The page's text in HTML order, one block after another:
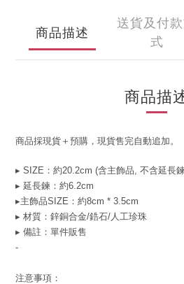
商品描述
送貨及付
式
商品描
商品採現貨＋預購，現貨售完自動追加。
▸ SIZE：約20.2cm (含主飾品, 不含延長
▸ 延長鍊：約6.2cm
▸主飾品SIZE ：約8cm * 3.5cm
▸ 材質：鋅銅合金/鋯石/人工珍珠
▸ 備註：單件販售
-
注意事項：